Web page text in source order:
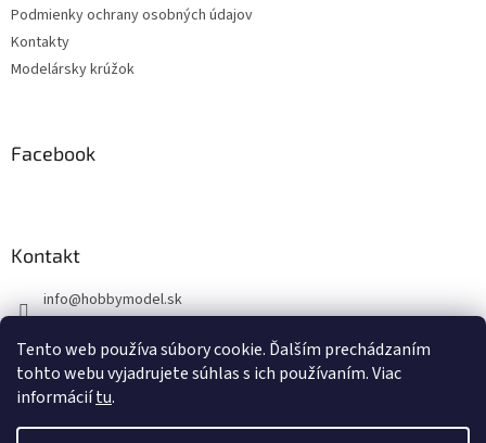
Tento web používa súbory cookie. Ďalším prechádzaním
tohto webu vyjadrujete súhlas s ich používaním. Viac
informáciítu.
Podmienky ochrany osobných údajov
Kontakty
Modelársky krúžok
Facebook
Kontakt
info@hobbymodel.sk
https://www.facebook.com/skhobbymodel